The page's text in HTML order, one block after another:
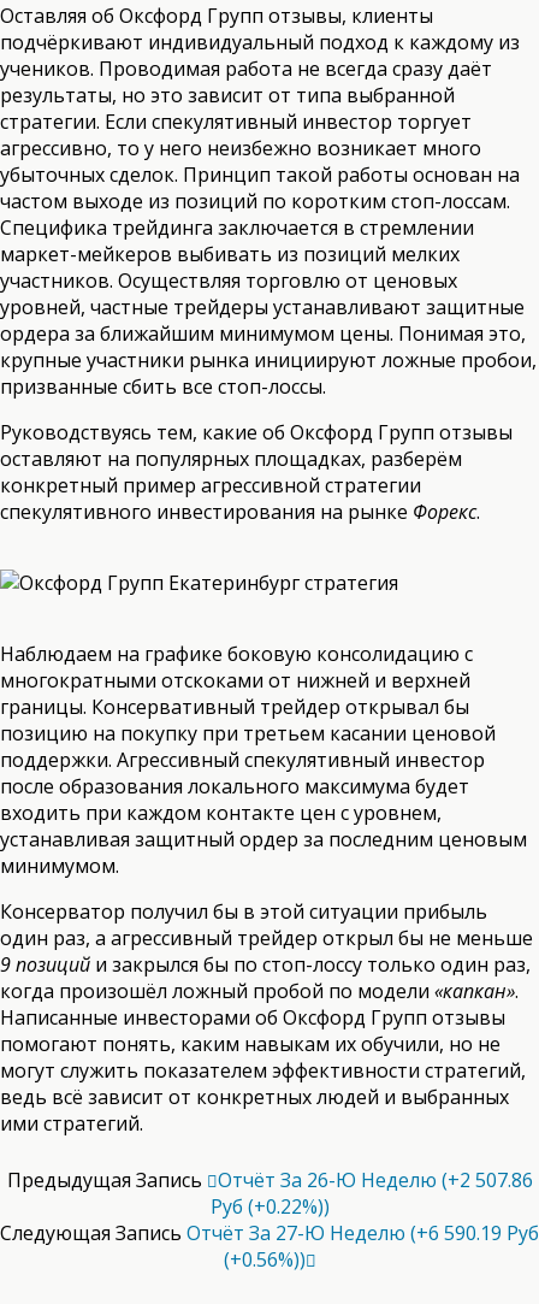
Оставляя об Оксфорд Групп отзывы, клиенты
подчёркивают индивидуальный подход к каждому из
учеников. Проводимая работа не всегда сразу даёт
результаты, но это зависит от типа выбранной
стратегии. Если спекулятивный инвестор торгует
агрессивно, то у него неизбежно возникает много
убыточных сделок. Принцип такой работы основан на
частом выходе из позиций по коротким стоп-лоссам.
Специфика трейдинга заключается в стремлении
маркет-мейкеров выбивать из позиций мелких
участников. Осуществляя торговлю от ценовых
уровней, частные трейдеры устанавливают защитные
ордера за ближайшим минимумом цены. Понимая это,
крупные участники рынка инициируют ложные пробои,
призванные сбить все стоп-лоссы.
Руководствуясь тем, какие об Оксфорд Групп отзывы
оставляют на популярных площадках, разберём
конкретный пример агрессивной стратегии
спекулятивного инвестирования на рынке Форекс.
Наблюдаем на графике боковую консолидацию с
многократными отскоками от нижней и верхней
границы. Консервативный трейдер открывал бы
позицию на покупку при третьем касании ценовой
поддержки. Агрессивный спекулятивный инвестор
после образования локального максимума будет
входить при каждом контакте цен с уровнем,
устанавливая защитный ордер за последним ценовым
минимумом.
Консерватор получил бы в этой ситуации прибыль
один раз, а агрессивный трейдер открыл бы не меньше
9 позиций и закрылся бы по стоп-лоссу только один раз,
когда произошёл ложный пробой по модели «капкан».
Написанные инвесторами об Оксфорд Групп отзывы
помогают понять, каким навыкам их обучили, но не
могут служить показателем эффективности стратегий,
ведь всё зависит от конкретных людей и выбранных
ими стратегий.
Предыдущая Запись
Отчёт За 26-Ю Неделю (+2 507.86
Руб (+0.22%))
Следующая Запись Отчёт За 27-Ю Неделю (+6 590.19 Руб
(+0.56%))